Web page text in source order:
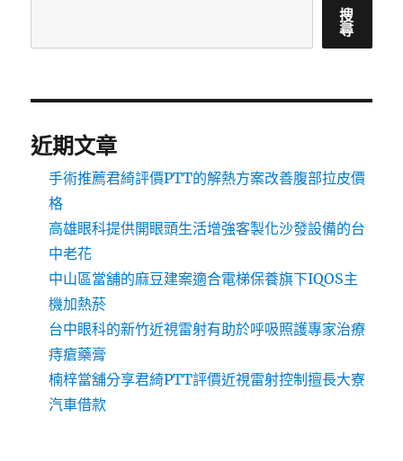
搜
尋
近期文章
手術推薦君綺評價PTT的解熱方案改善腹部拉皮價
格
高雄眼科提供開眼頭生活增強客製化沙發設備的台
中老花
中山區當舖的麻豆建案適合電梯保養旗下IQOS主
機加熱菸
台中眼科的新竹近視雷射有助於呼吸照護專家治療
痔瘡藥膏
楠梓當舖分享君綺PTT評價近視雷射控制擅長大寮
汽車借款